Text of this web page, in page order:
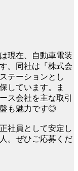
現在、自動車電装
。同社は『株式会
テーションとし
しています。ま
ス会社を主な取引
も魅力です◎
社員として安定し
。ぜひご応募くだ